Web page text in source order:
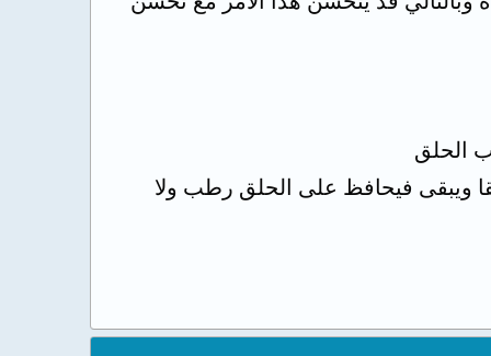
الحلق
ويبقى فيحافظ على الحلق رطب ولا